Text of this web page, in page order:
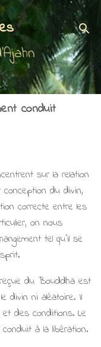
conduit
sur la relation
du divin,
correcte entre les
on nous
tel qu'il se
du Bouddha est
divin ni aléatoire. Il
des conditions. Le
à la libération.